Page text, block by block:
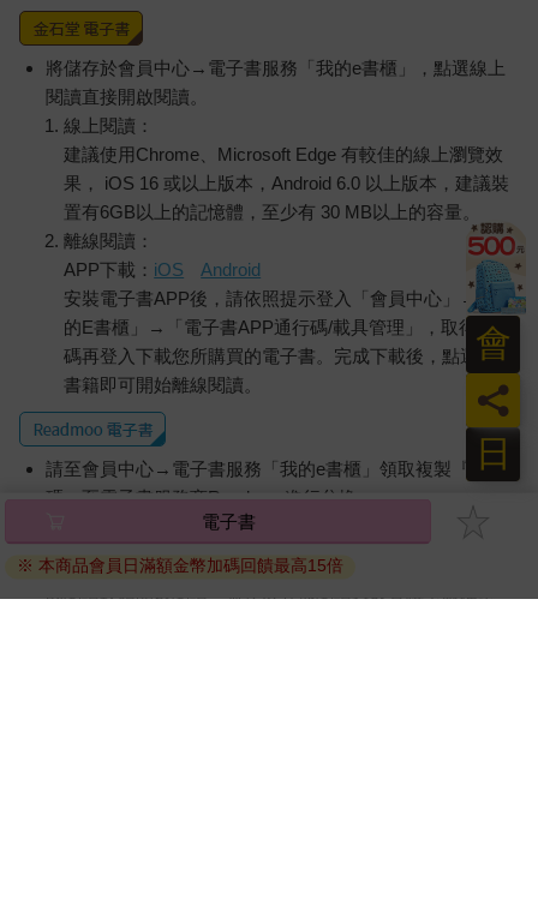
將儲存於會員中心→電子書服務「我的e書櫃」，點選線上
閱讀直接開啟閱讀。
線上閱讀：
建議使用Chrome、Microsoft Edge 有較佳的線上瀏覽效
果， iOS 16 或以上版本，Android 6.0 以上版本，建議裝
置有6GB以上的記憶體，至少有 30 MB以上的容量。
離線閱讀：
APP下載： iOS
Android
安裝電子書APP後，請依照提示登入「會員中心」→「我
的E書櫃」→「電子書APP通行碼/載具管理」，取得通行
碼再登入下載您所購買的電子書。完成下載後，點選任一
書籍即可開始離線閱讀。
請至會員中心→電子書服務「我的e書櫃」領取複製『兌換
碼』至電子書服務商Readmoo進行兌換。
退換貨須知：
因版權保護，您在金石堂所購買的電子書僅能以金石堂專屬
的閱讀軟體開啟閱讀，無法以其他閱讀器或直接下載檔案。
電子書
※ 本商品會員日滿額金幣加碼回饋最高15倍
日
員
會